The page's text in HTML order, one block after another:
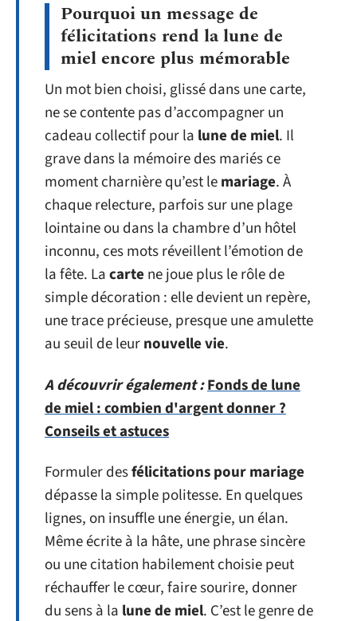
Pourquoi un message de
félicitations rend la lune de
miel encore plus mémorable
Un mot bien choisi, glissé dans une carte,
ne se contente pas d’accompagner un
cadeau collectif pour la lune de miel. Il
grave dans la mémoire des mariés ce
moment charnière qu’est lemariage. À
chaque relecture, parfois sur une plage
lointaine ou dans la chambre d’un hôtel
inconnu, ces mots réveillent l’émotion de
la fête. Lacarte ne joue plus le rôle de
simple décoration : elle devient un repère,
une trace précieuse, presque une amulette
au seuil de leurnouvelle vie.
A découvrir également :Fonds de lune
de miel : combien d'argent donner ?
Conseils et astuces
Formuler desfélicitations pour mariage
dépasse la simple politesse. En quelques
lignes, on insuffle une énergie, un élan.
Même écrite à la hâte, une phrase sincère
ou une citation habilement choisie peut
réchauffer le cœur, faire sourire, donner
du sens à la lune de miel. C’est le genre de